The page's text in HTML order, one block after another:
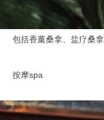
包括香薰桑拿、盐疗桑拿
按摩spa